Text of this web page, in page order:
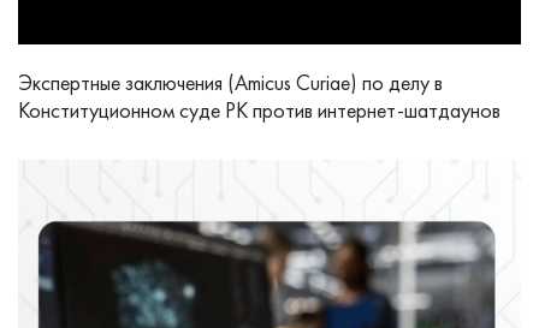
Экспертные заключения (Amicus Curiae) по делу в
Конституционном суде РК против интернет-шатдаунов